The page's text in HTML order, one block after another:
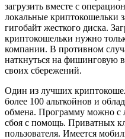
загрузить вместе с
локальные криптокошельки
гигобайт жесткого диска.
криптокошельки нужно
компании. В противном
наткнуться на фишинговую
своих сбережений.
Один из лучших
более 100 альткойнов и
обмена. Программу можно с
сбоя с помощь. Приватных
пользователя. Имеется